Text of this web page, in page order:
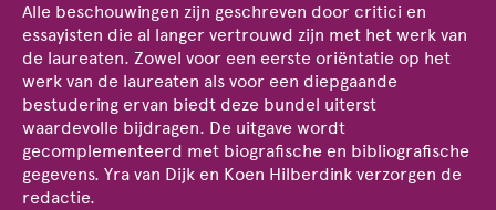
Alle beschouwingen zijn geschreven door critici en
essayisten die al langer vertrouwd zijn met het werk van
de laureaten. Zowel voor een eerste oriëntatie op het
werk van de laureaten als voor een diepgaande
bestudering ervan biedt deze bundel uiterst
waardevolle bijdragen. De uitgave wordt
gecomplementeerd met biografische en bibliografische
gegevens. Yra van Dijk en Koen Hilberdink verzorgen de
redactie.